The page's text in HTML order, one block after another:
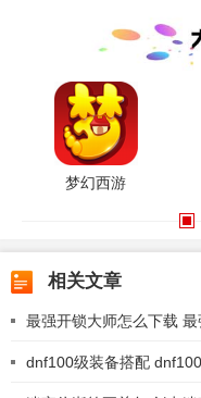
梦幻西游
相关文章
最强开锁大师怎么下载
dnf100级装备搭配